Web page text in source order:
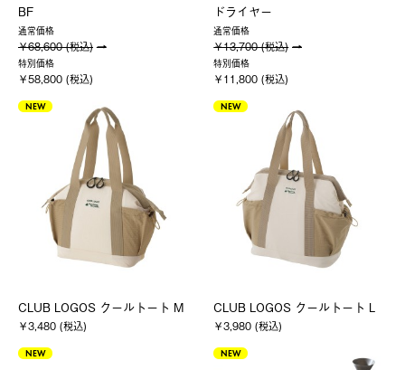
BF
通常価格
￥68,600 (税込)
特別価格
￥58,800 (税込)
ドライヤー
通常価格
￥13,700 (税込)
特別価格
￥11,800 (税込)
NEW
CLUB LOGOS クールトート M
￥3,480 (税込)
NEW
CLUB LOGOS クールトート L
￥3,980 (税込)
NEW NEW